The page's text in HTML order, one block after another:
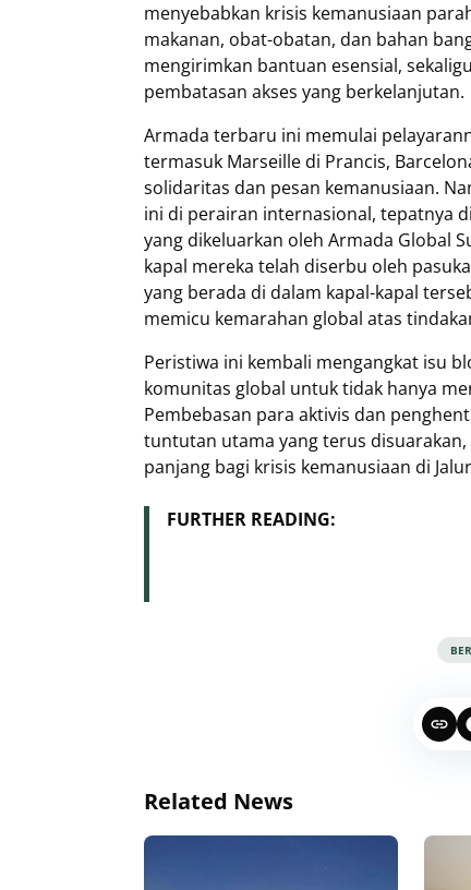
menyebabkan krisis kemanusiaan
makanan, obat-obatan, dan bahan
mengirimkan bantuan esensial,
pembatasan akses yang berkelanjutan.
Armada terbaru ini memulai
termasuk Marseille di Prancis,
solidaritas dan pesan kemanusiaan.
ini di perairan internasional, tepatnya
yang dikeluarkan oleh Armada Global
kapal mereka telah diserbu oleh
yang berada di dalam kapal-kapal
memicu kemarahan global atas
Peristiwa ini kembali mengangkat isu
komunitas global untuk tidak hanya
Pembebasan para aktivis dan
tuntutan utama yang terus
panjang bagi krisis kemanusiaan di
FURTHER READING:
Related News